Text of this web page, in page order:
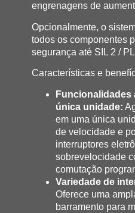
engrenagens de
Opcionalmente, o
todos os componentes
segurança até SIL 2 /
Características e
Funcionalidades
única unidade:
em uma única
de velocidade e
interruptores
sobrevelocidade
comutação
Variedade de
Oferece uma
barramento para